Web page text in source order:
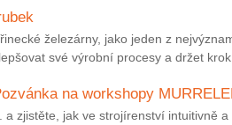
železárny, jako jeden z
své výrobní procesy a držet
na workshopy
... a zjistěte, jak ve strojírenství intuitivně